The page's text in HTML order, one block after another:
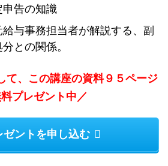
告の知識
与事務担当者が解説する、副
との関係。
て、この講座の資料９５ページ
プレゼント中／
ゼントを申し込む